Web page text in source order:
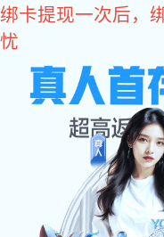
6t体育
6t体育 关于6t体育 产品
压铸厂家浅
压铸厂家 浅析镁合金压